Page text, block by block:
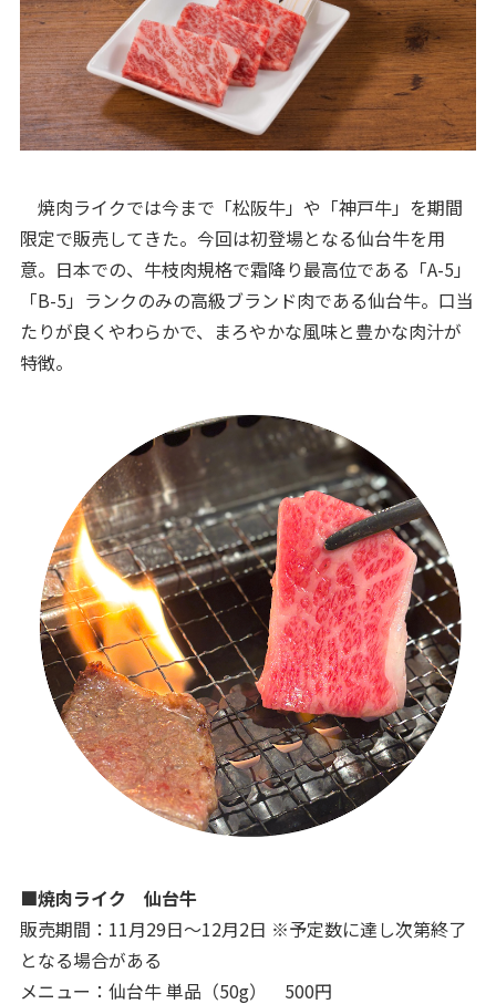
焼肉ライクでは今まで「松阪牛」や「神戸牛」を期間
限定で販売してきた。今回は初登場となる仙台牛を用
意。日本での、牛枝肉規格で霜降り最高位である「A-5」
「B-5」ランクのみの高級ブランド肉である仙台牛。口当
たりが良くやわらかで、まろやかな風味と豊かな肉汁が
特徴。
■焼肉ライク 仙台牛
販売期間：11月29日～12月2日 ※予定数に達し次第終了
となる場合がある
メニュー：仙台牛 単品（50g） 500円